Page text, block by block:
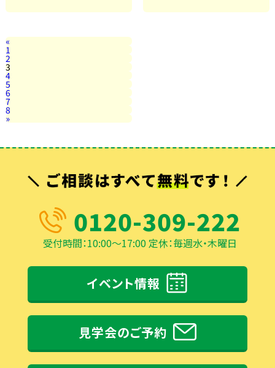
«
1
2
3
4
5
6
7
8
»
0120-309-222
受付時間：10:00～17:00 定休：毎週水・木曜日
イベント情報
見学会のご予約